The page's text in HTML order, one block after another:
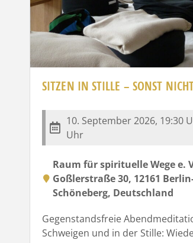
SITZEN IN STILLE – SONST
10. September 2026, 19:30
Uhr
Raum für spirituelle Wege e.
Goßlerstraße 30, 12161
Schöneberg, Deutschland
Gegenstandsfreie
Schweigen und in der Stille: